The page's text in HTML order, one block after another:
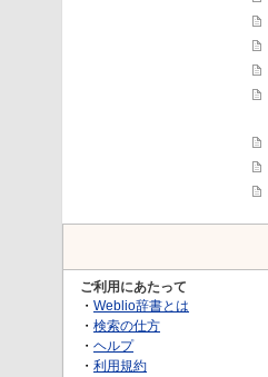
ご利用にあたって
・ Weblio辞書とは
・ 検索の仕方
・ ヘルプ
・ 利用規約